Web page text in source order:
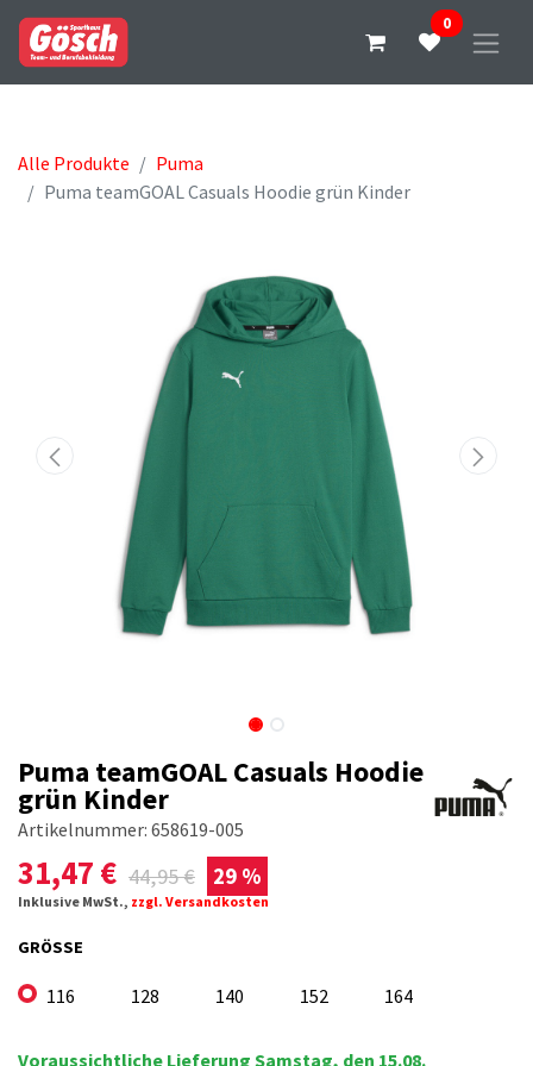
0
Alle Produkte
Puma
Puma teamGOAL Casuals Hoodie grün Kinder
Puma teamGOAL Casuals Hoodie
grün Kinder
Artikelnummer: 658619-005
31,47 € 44,95€ 29 %
Inklusive MwSt., zzgl. Versandkosten
GRÖSSE
116 128 140 152 164
Voraussichtliche Lieferung Samstag, den 15.08.